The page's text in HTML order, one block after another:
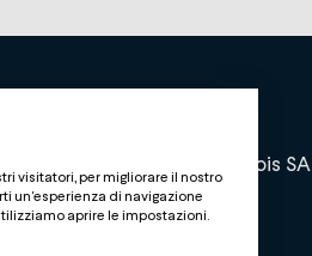
Montreux Oberland bernois SA
visitatori, per migliorare il nostro
un'esperienza di navigazione
aprire le impostazioni.